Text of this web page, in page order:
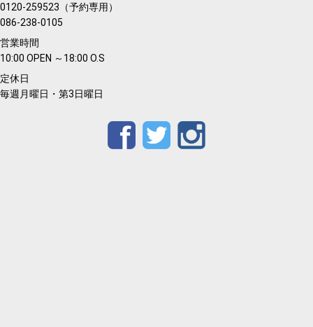
0120-259523（予約専用）
086-238-0105
営業時間
10:00 OPEN ～18:00 O.S
定休日
毎週月曜日・第3日曜日
FacebookTwitter